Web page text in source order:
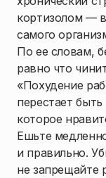
кортизолом —
самого
По ее словам,
равно что
«Похудение
перестает
которое
Ешьте
и правильно.
не запрещайте